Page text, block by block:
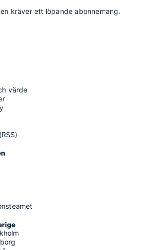
kräver ett löpande abonnemang.
värde